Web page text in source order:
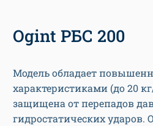
Ogint РБС 200
Модель обладает
характеристиками (до 20
защищена от перепадов
гидростатических ударов.